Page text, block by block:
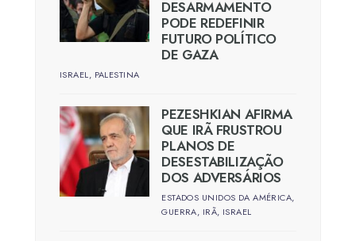
DESARMAMENTO
PODE REDEFINIR
FUTURO POLÍTICO
DE GAZA
ISRAEL, PALESTINA
PEZESHKIAN AFIRMA
QUE IRÃ FRUSTROU
PLANOS DE
DESESTABILIZAÇÃO
DOS ADVERSÁRIOS
ESTADOS UNIDOS DA AMÉRICA,
GUERRA, IRÃ, ISRAEL